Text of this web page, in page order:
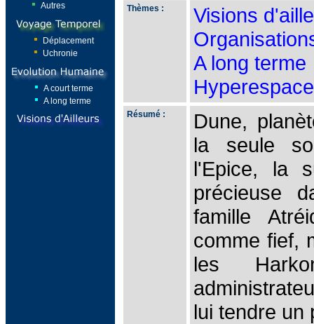
Autres
Déplacement
Uchronie
A court terme
A long terme
Thèmes :
Visions
A long terme
Hyperespace
Résumé :
Dune,
la seule
l'Epice, la
précieuse
famille
comme fief,
les
lui tendre un